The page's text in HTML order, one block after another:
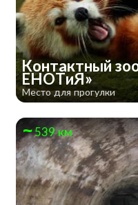
Контактный
ЕНОТиЯ»
Место для прогулки
539 км